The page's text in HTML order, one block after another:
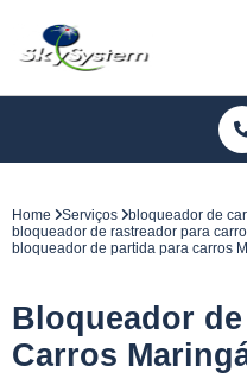
Home Serviços
bloqueador de
bloqueador de rastreador para
bloqueador de partida para carros
Bloqueador
Carros